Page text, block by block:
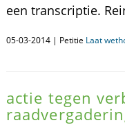
een transcriptie.
05-03-2014 | Petitie Laat
actie tegen